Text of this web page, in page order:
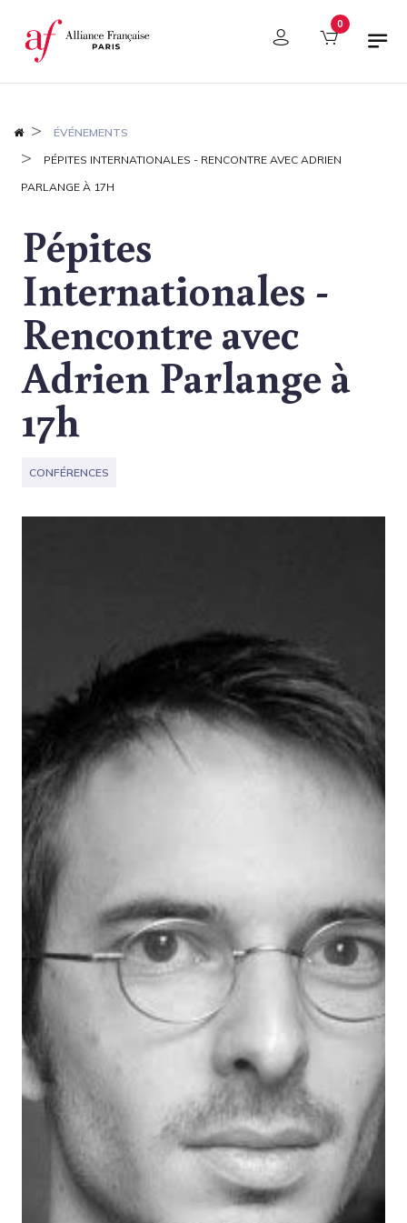
Panneau de gestion des cookies 0
ÉVÉNEMENTS
PÉPITES INTERNATIONALES - RENCONTRE AVEC ADRIEN
PARLANGE À 17H
Pépites
Internationales -
Rencontre avec
Adrien Parlange à
17h
CONFÉRENCES